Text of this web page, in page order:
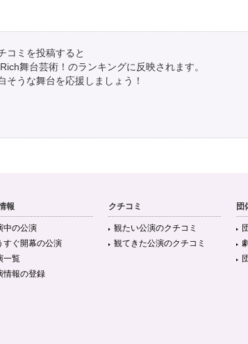
コミを投稿すると
舞台芸術！のランキングに反映されます。
そうな舞台を応援しましょう！
報
中の公演
すぐ開幕の公演
一覧
情報の登録
クチコミ
観たい公演のクチコミ
観てきた公演のクチコミ
団